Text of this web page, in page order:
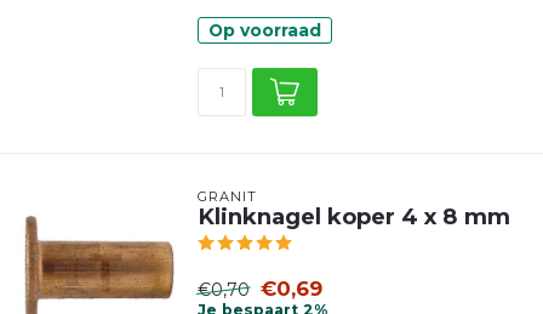
Op voorraad
GRANIT
Klinknagel koper 4 x 8 mm
€0,70 €0,69
Je bespaart 2%